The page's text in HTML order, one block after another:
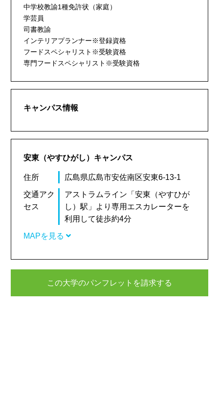
中学校教諭1種免許状（家庭）
学芸員
司書教諭
インテリアプランナー※登録資格
フードスペシャリスト※受験資格
専門フードスペシャリスト※受験資格
キャンパス情報
安東（やすひがし）キャンパス
住所 広島県広島市安佐南区安東6-13-1
交通アク
セス
アストラムライン「安東（やすひが
し）駅」より専用エスカレーターを
利用して徒歩約4分
MAPを見る
この大学のパンフレットを請求する